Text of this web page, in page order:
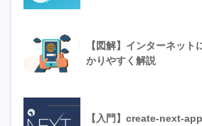
【図解】インターネッ
かりやすく解説
【入門】create-next-